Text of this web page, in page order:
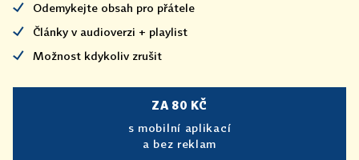
Odemykejte obsah pro přátele
Články v audioverzi + playlist
Možnost kdykoliv zrušit
ZA 80 KČ
s mobilní aplikací
a bez reklam